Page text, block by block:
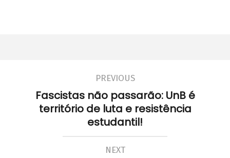
PREVIOUS
Fascistas não passarão: UnB é
território de luta e resistência
estudantil!
NEXT